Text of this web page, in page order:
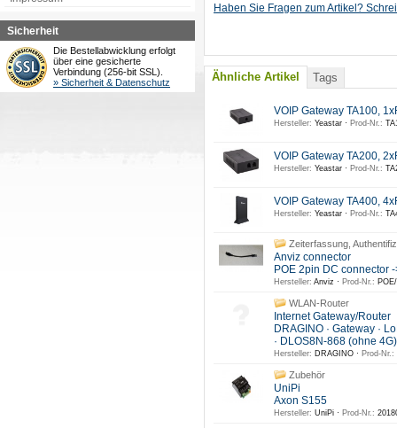
Sicherheit
Die Bestellabwicklung erfolgt
über eine gesicherte
Verbindung (256-bit SSL).
» Sicherheit & Datenschutz
Haben Sie Fragen zum Artikel?
Ähnliche Artikel Tags
VOIP Gateway TA100,
Hersteller: Yeastar · Prod-Nr.:
VOIP Gateway TA200,
Hersteller: Yeastar · Prod-Nr.:
VOIP Gateway TA400,
Hersteller: Yeastar · Prod-Nr.:
Zeiterfassung,
Anviz connector
POE 2pin DC connector
Hersteller: Anviz · Prod-Nr.:
WLAN-Router
Internet Gateway/Router
DRAGINO · Gateway ·
· DLOS8N-868 (ohne 4G)
Hersteller: DRAGINO · Prod-Nr.:
Zubehör
UniPi
Axon S155
Hersteller: UniPi · Prod-Nr.: